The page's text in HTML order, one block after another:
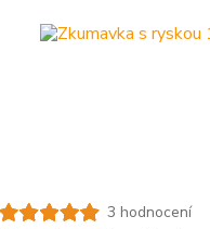
3 hodnocení